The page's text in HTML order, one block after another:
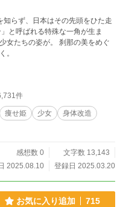
らず、日本はその先頭をひた走
と呼ばれる特殊な一角が生ま
女たちの姿が。 刹那の美をめぐ
。
件
痩せ姫 少女
身体改造
感想数 0
文字数 13,143
2025.08.10
登録日 2025.03.20
お気に入り追加 715